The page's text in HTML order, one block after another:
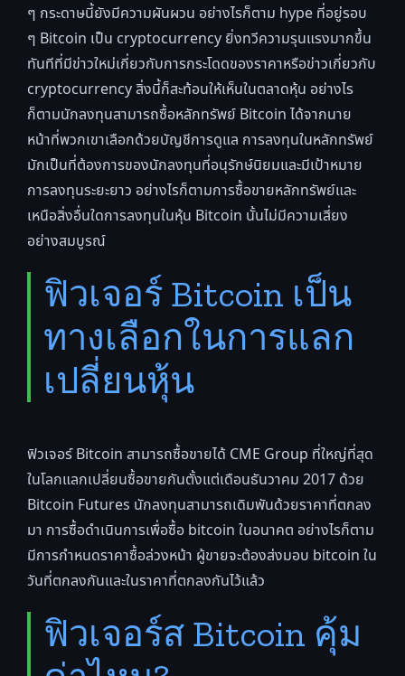
ๆ กระดาษนี้ยังมีความผันผวน อย่างไรก็ตาม hype ที่อยู่รอบ
ๆ Bitcoin เป็น cryptocurrency ยิ่งทวีความรุนแรงมากขึ้น
ทันทีที่มีข่าวใหม่เกี่ยวกับการกระโดดของราคาหรือข่าวเกี่ยวกับ
cryptocurrency สิ่งนี้ก็สะท้อนให้เห็นในตลาดหุ้น อย่างไร
ก็ตามนักลงทุนสามารถซื้อหลักทรัพย์ Bitcoin ได้จากนาย
หน้าที่พวกเขาเลือกด้วยบัญชีการดูแล การลงทุนในหลักทรัพย์
มักเป็นที่ต้องการของนักลงทุนที่อนุรักษ์นิยมและมีเป้าหมาย
การลงทุนระยะยาว อย่างไรก็ตามการซื้อขายหลักทรัพย์และ
เหนือสิ่งอื่นใดการลงทุนในหุ้น Bitcoin นั้นไม่มีความเสี่ยง
อย่างสมบูรณ์
ฟิวเจอร์ Bitcoin เป็น
ทางเลือกในการแลก
เปลี่ยนหุ้น
ฟิวเจอร์ Bitcoin สามารถซื้อขายได้ CME Group ที่ใหญ่ที่สุด
ในโลกแลกเปลี่ยนซื้อขายกันตั้งแต่เดือนธันวาคม 2017 ด้วย
Bitcoin Futures นักลงทุนสามารถเดิมพันด้วยราคาที่ตกลง
มา การซื้อดำเนินการเพื่อซื้อ bitcoin ในอนาคต อย่างไรก็ตาม
มีการกำหนดราคาซื้อล่วงหน้า ผู้ขายจะต้องส่งมอบ bitcoin ใน
วันที่ตกลงกันและในราคาที่ตกลงกันไว้แล้ว
ฟิวเจอร์ส Bitcoin คุ้ม